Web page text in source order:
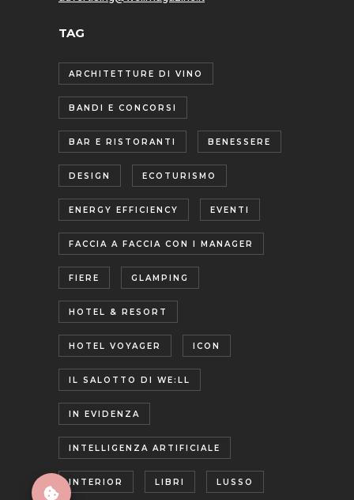
TAG
ARCHITETTURE DI VINO
BANDI E CONCORSI
BAR E RISTORANTI BENESSERE
DESIGN ECOTURISMO
ENERGY EFFICIENCY EVENTI
FACCIA A FACCIA CON I MANAGER
FIERE GLAMPING
HOTEL & RESORT
HOTEL VOYAGER ICON
IL SALOTTO DI WE:LL
IN EVIDENZA
INTELLIGENZA ARTIFICIALE
INTERIOR LIBRI LUSSO